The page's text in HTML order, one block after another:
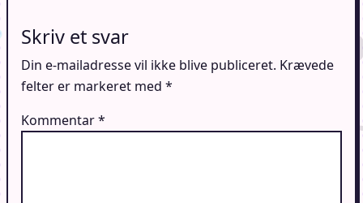
Skriv et svar
Din e-mailadresse vil ikke blive publiceret. Krævede
felter er markeret med *
Kommentar*